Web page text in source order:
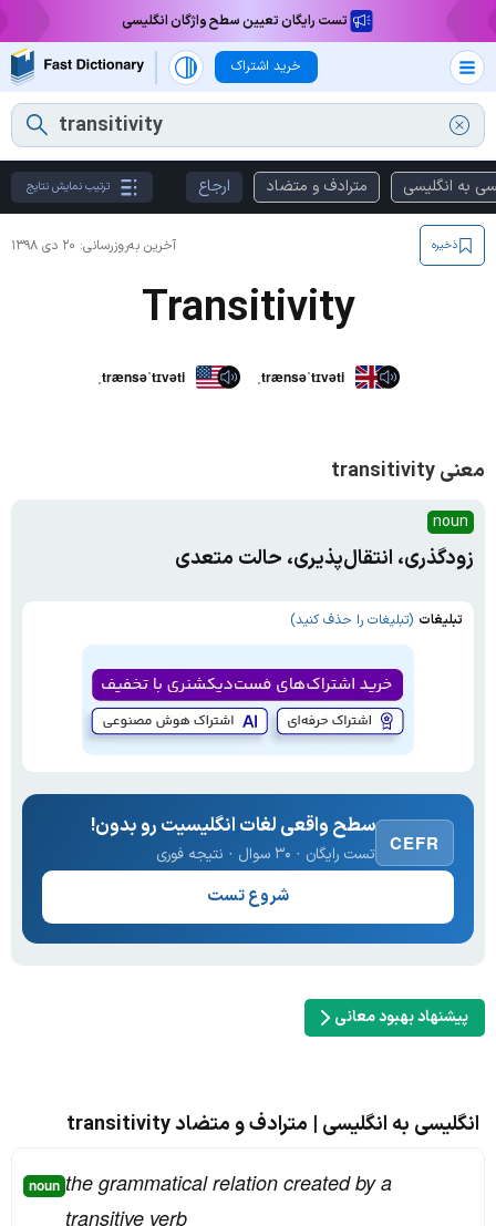
تست رایگان تعیین سطح واژگان انگلیسی
خرید اشتراک
به انگلیسی مترادف و متضاد ارجاع ترتیب نمایش نتایج
آخرین به‌روزرسانی: ۲۰ دی ۱۳۹۸ ذخیره
Transitivity
ˌtrænsəˈtɪvəti ˌtrænsəˈtɪvəti
معنی transitivity
noun
زودگذری، انتقال‌پذیری، حالت متعدی
تبلیغات (تبلیغات را حذف کنید)
CEFR
سطح واقعی لغات انگلیسیت رو بدون!
تست رایگان · ۳۰ سوال · نتیجه فوری
شروع تست
پیشنهاد بهبود معانی
انگلیسی به انگلیسی | مترادف و متضاد transitivity
noun the grammatical relation created by a
transitive verb